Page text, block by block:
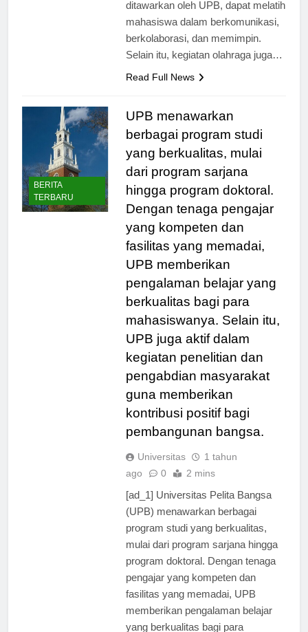
ditawarkan oleh UPB, dapat melatih
mahasiswa dalam berkomunikasi,
berkolaborasi, dan memimpin.
BERITA
TERBARU
UPB menawarkan
berbagai program studi
yang berkualitas, mulai
dari program sarjana
hingga program doktoral.
Dengan tenaga pengajar
yang kompeten dan
fasilitas yang memadai,
UPB memberikan
pengalaman belajar yang
berkualitas bagi para
mahasiswanya. Selain itu,
UPB juga aktif dalam
kegiatan penelitian dan
pengabdian masyarakat
guna memberikan
kontribusi positif bagi
pembangunan bangsa.
Universitas
1 tahun
[ad_1] Universitas Pelita Bangsa
(UPB) menawarkan berbagai
program studi yang berkualitas,
mulai dari program sarjana hingga
program doktoral. Dengan tenaga
pengajar yang kompeten dan
fasilitas yang memadai, UPB
memberikan pengalaman belajar